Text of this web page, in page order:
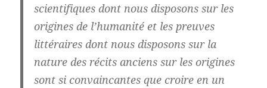
scientifiques dont nous disposons sur les
origines de l’humanité et les preuves
littéraires dont nous disposons sur la
nature des récits anciens sur les origines
sont si convaincantes que croire en un